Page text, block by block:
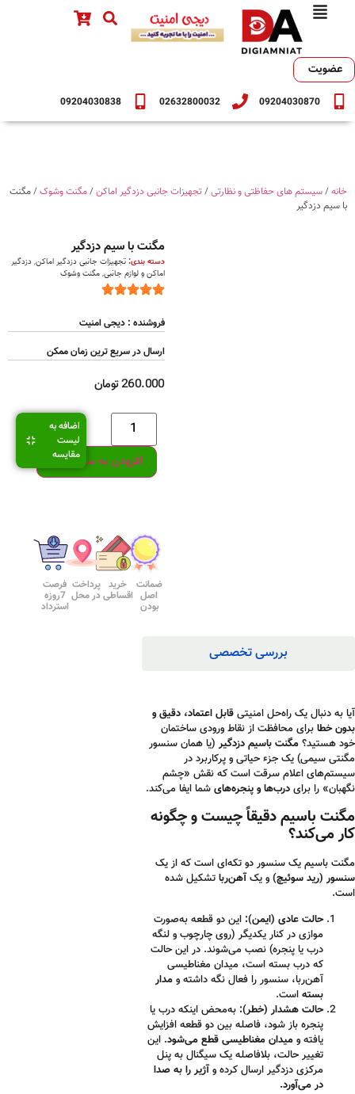
09204030870
02632800032
09204030838
عضویت
خانه/سیستم های حفاظتی و نظارتی/تجهیزات جانبی دزدگیر اماکن/مگنت وشوک/ مگنت
با سیم دزدگیر
مگنت با سیم دزدگیر
دسته بندی:تجهیزات جانبی دزدگیر اماکن,دزدگیر
اماکن و لوازم جانبی,مگنت وشوک
فروشنده : دیجی امنیت
ارسال در سریع ترین زمان ممکن
260.000تومان
افزودن به سبد خرید
اضافه به
لیست
مقایسه
ضمانت
اصل
بودن
خرید
اقساطی
پرداخت
در محل
فرصت
7روزه
استرداد
بررسی تخصصی
آیا به دنبال یک راه‌حل امنیتی قابل اعتماد، دقیق و
بدون خطا برای محافظت از نقاط ورودی ساختمان
خود هستید؟ مگنت باسیم دزدگیر(یا همان سنسور
مگنتی سیمی) یک جزء حیاتی و پرکاربرد در
سیستم‌های اعلام سرقت است که نقش «چشم
نگهبان» را برای درب‌ها و پنجره‌های شما ایفا می‌کند.
مگنت باسیم دقیقاً چیست و چگونه
کار می‌کند؟
مگنت باسیم یک سنسور دو تکه‌ای است که از یک
سنسور (رید سوئیچ) و یکآهن‌ربا تشکیل شده
است.
حالت عادی (ایمن): این دو قطعه به‌صورت
موازی در کنار یکدیگر (روی چارچوب و لنگه
درب یا پنجره) نصب می‌شوند. در این حالت
که درب بسته است، میدان مغناطیسی
آهن‌ربا، سنسور را فعال نگه داشته و مدار
بسته است.
حالت هشدار (خطر): به‌محض اینکه درب یا
پنجره باز شود، فاصله بین دو قطعه افزایش
یافته و میدان مغناطیسی قطع می‌شود. این
تغییر حالت، بلافاصله یک سیگنال به پنل
مرکزی دزدگیر ارسال کرده وآژیر را به صدا
در می‌آورد.